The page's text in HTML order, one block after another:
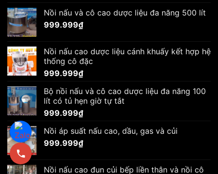
Nồi nấu và cô cao dược liệu đa năng 500 lít
999.999₫
Nồi nấu cao dược liệu cánh khuấy kết hợp hệ
thống cô đặc
999.999₫
Bộ nồi nấu và cô cao dược liệu đa năng 100
lít có tủ hẹn giờ tự tắt
999.999₫
Nồi áp suất nấu cao, dầu, gas và củi
999.999₫
Nồi nấu cao đun củi bếp liền thân và nồi cô